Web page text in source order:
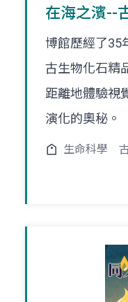
在海之濱--
博館歷經了35
古生物化石精
距離地體驗視
演化的奧秘。
生命科學